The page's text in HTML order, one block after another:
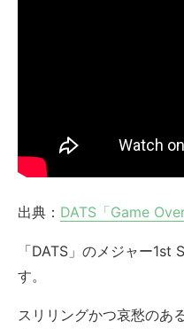
出典： DATS「Game
「DATS」のメジャー
す。
スリリングかつ哀愁のあ